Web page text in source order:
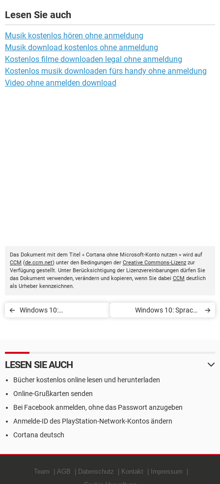
Lesen Sie auch
Musik kostenlos hören ohne anmeldung
Musik download kostenlos ohne anmeldung
Kostenlos filme downloaden legal ohne anmeldung
Kostenlos musik downloaden fürs handy ohne anmeldung
Video ohne anmelden download
Das Dokument mit dem Titel « Cortana ohne Microsoft-Konto nutzen » wird auf
CCM (de.ccm.net) unter den Bedingungen der Creative Commons-Lizenz zur
Verfügung gestellt. Unter Berücksichtigung der Lizenzvereinbarungen dürfen Sie
das Dokument verwenden, verändern und kopieren, wenn Sie dabei CCM deutlich
als Urheber kennzeichnen.
Windows 10:
Windows 10: Sprache
LESEN SIE AUCH
Bücher kostenlos online lesen und herunterladen
Online-Grußkarten senden
Bei Facebook anmelden, ohne das Passwort anzugeben
Anmelde-ID des PlayStation-Network-Kontos ändern
Cortana deutsch
Team AGB Datenschutz Kontakt
Impressum